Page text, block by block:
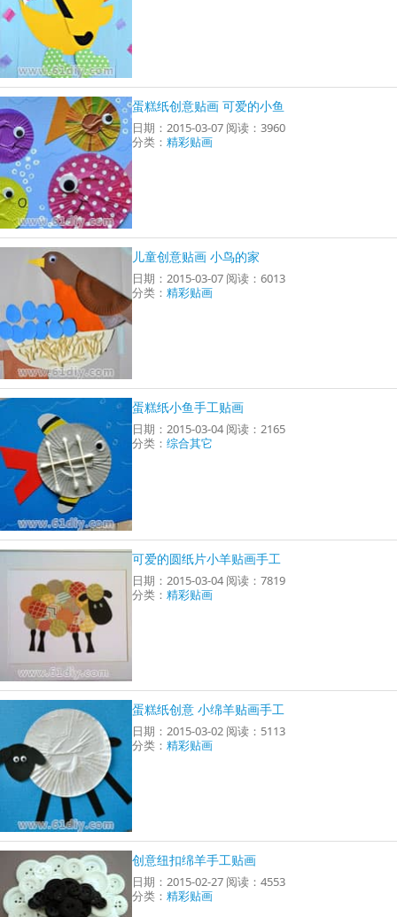
蛋糕纸创意贴画 可爱的小鱼
日期：2015-03-07 阅读：3960
分类：精彩贴画
儿童创意贴画 小鸟的家
日期：2015-03-07 阅读：6013
分类：精彩贴画
蛋糕纸小鱼手工贴画
日期：2015-03-04 阅读：2165
分类：综合其它
可爱的圆纸片小羊贴画手工
日期：2015-03-04 阅读：7819
分类：精彩贴画
蛋糕纸创意 小绵羊贴画手工
日期：2015-03-02 阅读：5113
分类：精彩贴画
创意纽扣绵羊手工贴画
日期：2015-02-27 阅读：4553
分类：精彩贴画